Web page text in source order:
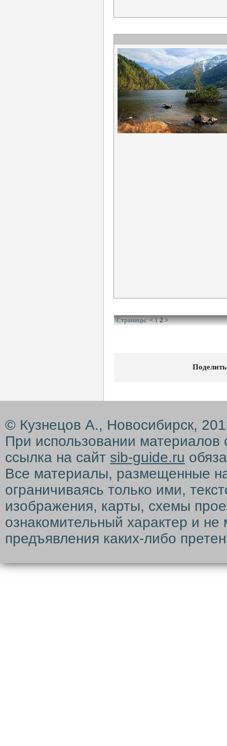
Страницы:< 1 2 >
© Кузнецов А., Новосибирск,
При использовании материалов
ссылка на сайт sib-guide.ru
Все материалы, размещенные
ограничиваясь только ими,
изображения, карты, схемы
ознакомительный характер и
предъявления каких-либо